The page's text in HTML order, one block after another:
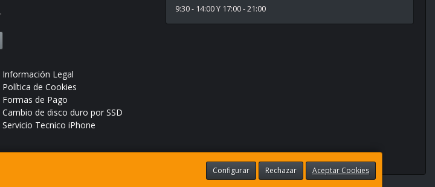
Configurar Rechazar Aceptar Cookies
.
Información Legal
Política de Cookies
Formas de Pago
Cambio de disco duro por SSD
Servicio Tecnico iPhone
9:30 - 14:00 Y 17:00 - 21:00